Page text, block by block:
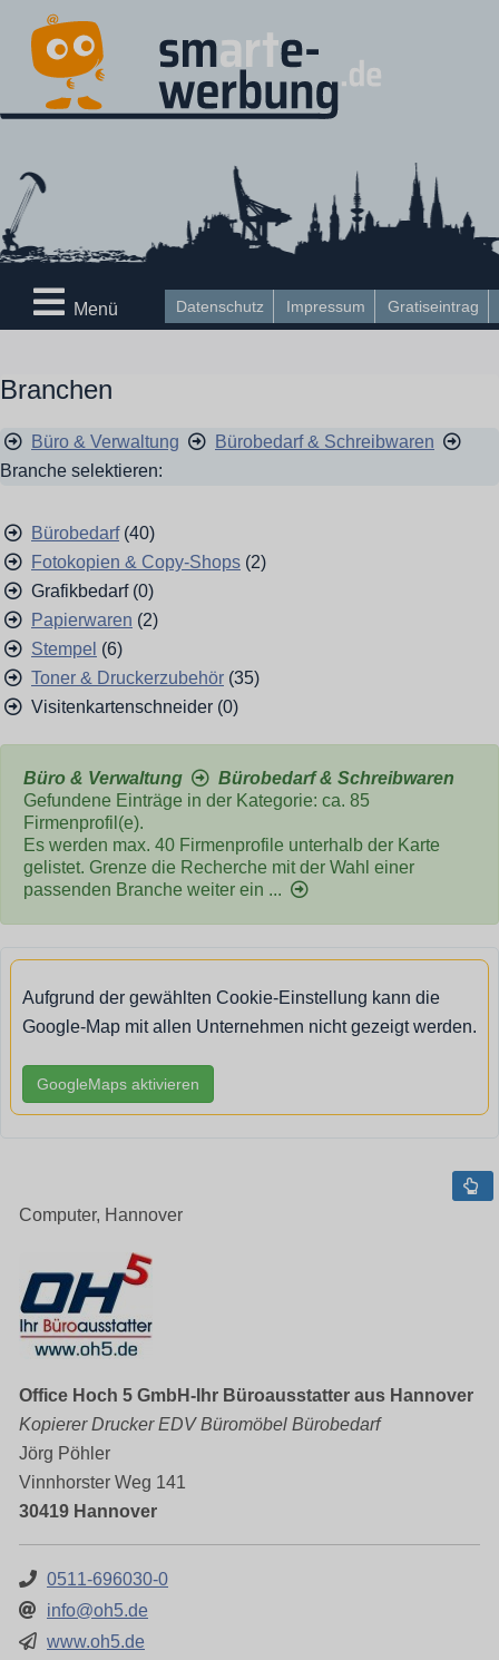
Datenschutz Impressum Gratiseintrag
Menü
Branchen
Büro & Verwaltung
Bürobedarf & Schreibwaren
Branche selektieren:
Bürobedarf(40)
Fotokopien & Copy-Shops (2)
Grafikbedarf (0)
Papierwaren (2)
Stempel (6)
Toner & Druckerzubehör (35)
Visitenkartenschneider (0)
Büro & Verwaltung
Bürobedarf & Schreibwaren
Gefundene Einträge in der Kategorie: ca. 85
Firmenprofil(e).
Es werden max. 40 Firmenprofile unterhalb der Karte
gelistet. Grenze die Recherche mit der Wahl einer
passenden Branche weiter ein ...
Aufgrund der gewählten Cookie-Einstellung kann die
Google-Map mit allen Unternehmen nicht gezeigt werden.
GoogleMaps aktivieren
Computer, Hannover
Office Hoch 5 GmbH-Ihr Büroausstatter aus Hannover
Kopierer Drucker EDV Büromöbel Bürobedarf
Jörg Pöhler
Vinnhorster Weg 141
30419 Hannover
0511-696030-0
info@oh5.de
www.oh5.de